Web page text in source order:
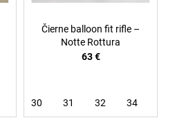
Čierne balloon fit rifle –
Notte Rottura
63 €
30 31 32 34